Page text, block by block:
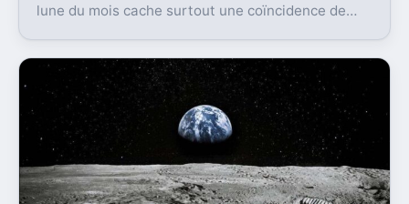
lune du mois cache surtout une coïncidence de